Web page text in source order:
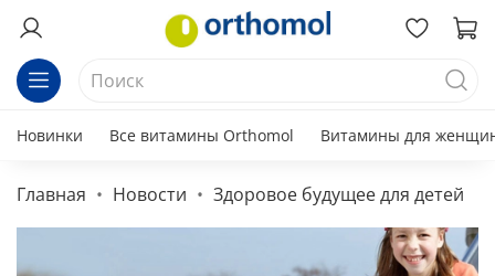
Новинки Все витамины Orthomol Витамины для
Главная Новости Здоровое будущее для детей